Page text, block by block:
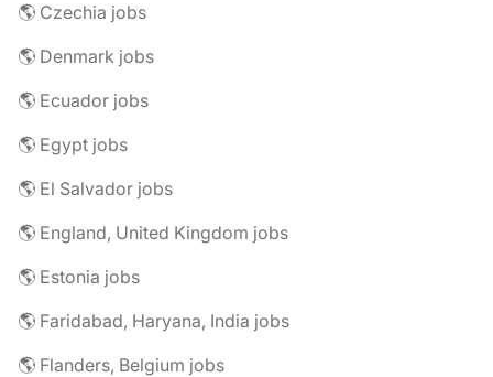
🌎 Czechia jobs
🌎 Denmark jobs
🌎 Ecuador jobs
🌎 Egypt jobs
🌎 El Salvador jobs
🌎 England, United Kingdom jobs
🌎 Estonia jobs
🌎 Faridabad, Haryana, India jobs
🌎 Flanders, Belgium jobs